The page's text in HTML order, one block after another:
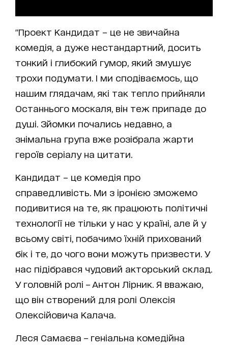
"Проект Кандидат – це не звичайна
комедія, а дуже нестандартний, досить
тонкий і глибокий гумор, який змушує
трохи подумати. І ми сподіваємось, що
нашим глядачам, які так тепло прийняли
Останнього москаля, він теж припаде до
душі. Зйомки почались недавно, а
знімальна група вже розібрала жарти
героїв серіалу на цитати.
Кандидат – це комедія про
справедливість. Ми з іронією зможемо
подивитися на те, як працюють політичні
технології не тільки у нас у країні, але й у
всьому світі, побачимо їхній прихований
бік і те, до чого вони можуть призвести. У
нас підібрався чудовий акторський склад.
У головній ролі – Антон Лірник. Я вважаю,
що він створений для ролі Олексія
Олексійовича Калача.
Леся Самаєва – геніальна комедійна